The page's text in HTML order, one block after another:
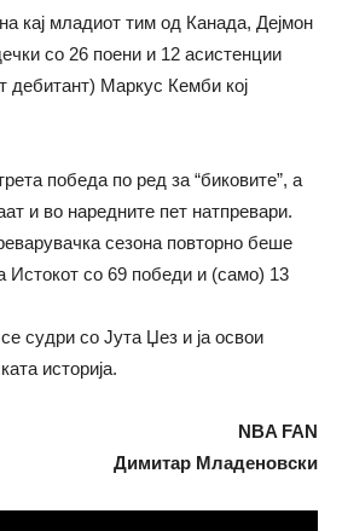
кај младиот тим од Канада, Дејмон
со 26 поени и 12 асистенции
дебитант) Маркус Кемби кој
победа по ред за “биковите”, а
и во наредните пет натпревари.
сезона повторно беше
Истокот со 69 победи и (само) 13
судри со Јута Џез и ја освои
историја.
NBA FAN
Димитар Младеновски